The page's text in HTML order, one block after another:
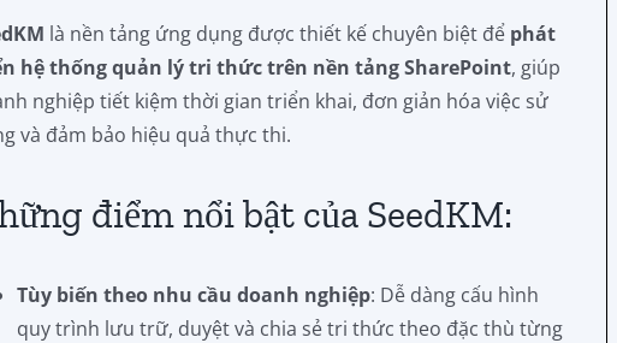
là nền tảng ứng dụng được thiết kế chuyên biệt để phát
hệ thống quản lý tri thức trên nền tảng SharePoint, giúp
nghiệp tiết kiệm thời gian triển khai, đơn giản hóa việc sử
và đảm bảo hiệu quả thực thi.
điểm nổi bật của SeedKM:
Tùy biến theo nhu cầu doanh nghiệp: Dễ dàng cấu hình
quy trình lưu trữ, duyệt và chia sẻ tri thức theo đặc thù từng